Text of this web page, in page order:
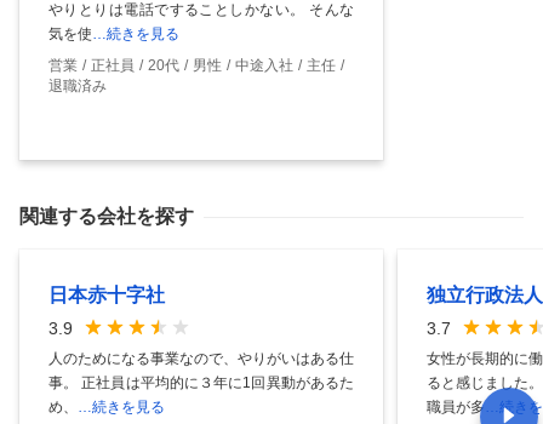
やりとりは電話ですることしかない。 そんな
気を使…続きを見る
営業
正社員 20代 男性 中途入社
主任
退職済み
関連する会社を探す
日本赤十字社
3.9
人のためになる事業なので、やりがいはある仕
事。 正社員は平均的に３年に1回異動があるた
め、 …続きを見る
独立行政法
3.7
女性が長期的に
ると感じました
職員が多…続き